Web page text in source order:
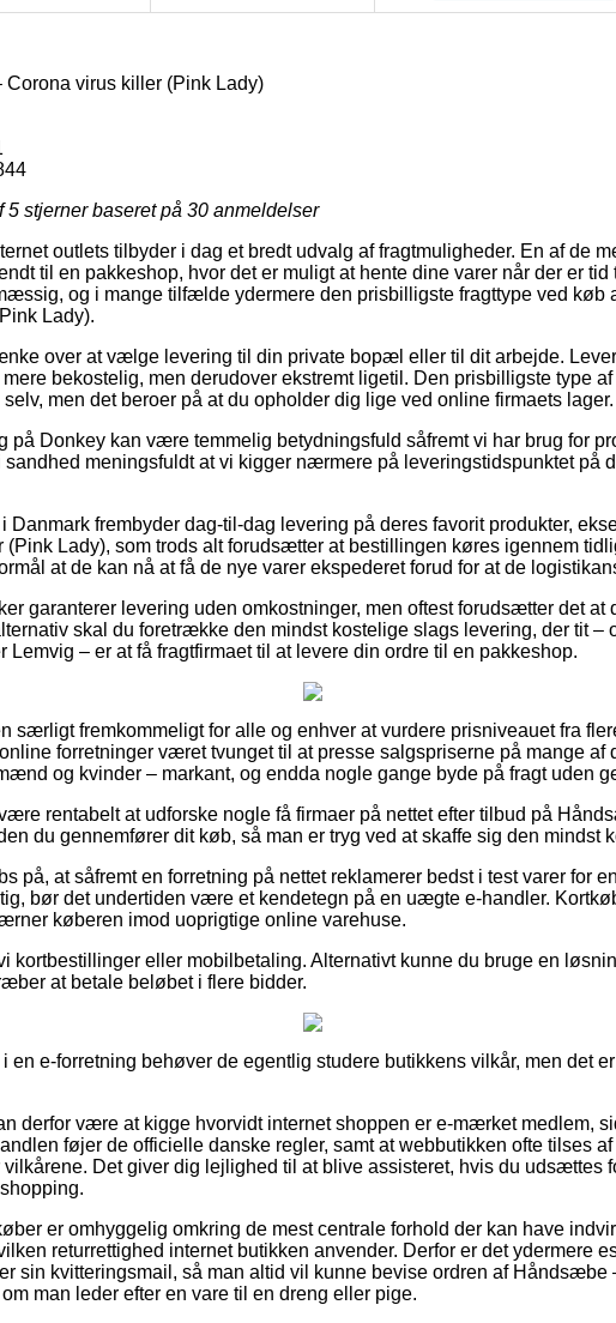
virus killer (Pink Lady)
5 stjerner baseret på 30 anmeldelser
outlets tilbyder i dag et bredt udvalg af fragtmuligheder. En af de
til en pakkeshop, hvor det er muligt at hente dine varer når der er tid
og i mange tilfælde ydermere den prisbilligste fragttype ved køb
Lady).
over at vælge levering til din private bopæl eller til dit arbejde.
bekostelig, men derudover ekstremt ligetil. Den prisbilligste type
men det beroer på at du opholder dig lige ved online firmaets lager.
på Donkey kan være temmelig betydningsfuld såfremt vi har brug for
sandhed meningsfuldt at vi kigger nærmere på leveringstidspunktet på
Danmark frembyder dag-til-dag levering på deres favorit produkter,
(Pink Lady), som trods alt forudsætter at bestillingen køres igennem
at de kan nå at få de nye varer ekspederet forud for at de
garanterer levering uden omkostninger, men oftest forudsætter det at
skal du foretrække den mindst kostelige slags levering, der tit –
Lemvig – er at få fragtfirmaet til at levere din ordre til en pakkeshop.
særligt fremkommeligt for alle og enhver at vurdere prisniveauet fra
forretninger været tvunget til at presse salgspriserne på mange af
og kvinder – markant, og endda nogle gange byde på fragt uden
rentabelt at udforske nogle få firmaer på nettet efter tilbud på
du gennemfører dit køb, så man er tryg ved at skaffe sig den mindst
på, at såfremt en forretning på nettet reklamerer bedst i test varer for
bør det undertiden være et kendetegn på en uægte e-handler.
køberen imod uoprigtige online varehuse.
kortbestillinger eller mobilbetaling. Alternativt kunne du bruge en
at betale beløbet i flere bidder.
en e-forretning behøver de egentlig studere butikkens vilkår, men det
derfor være at kigge hvorvidt internet shoppen er e-mærket medlem,
føjer de officielle danske regler, samt at webbutikken ofte tilses
vilkårene. Det giver dig lejlighed til at blive assisteret, hvis du udsættes
er omhyggelig omkring de mest centrale forhold der kan have
returrettighed internet butikken anvender. Derfor er det ydermere
sin kvitteringsmail, så man altid vil kunne bevise ordren af Håndsæbe
man leder efter en vare til en dreng eller pige.